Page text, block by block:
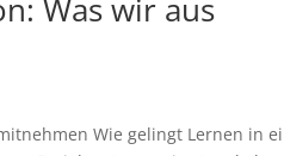
Was wir aus
Wie gelingt Lernen in